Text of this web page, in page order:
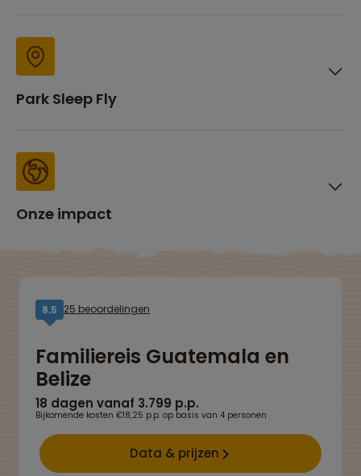
Park Sleep Fly
Onze impact
8,5 25 beoordelingen
Familiereis Guatemala en
Belize
18 dagen vanaf 3.799 p.p.
Bijkomende kosten €18,25 p.p. op basis van 4 personen
Data & prijzen